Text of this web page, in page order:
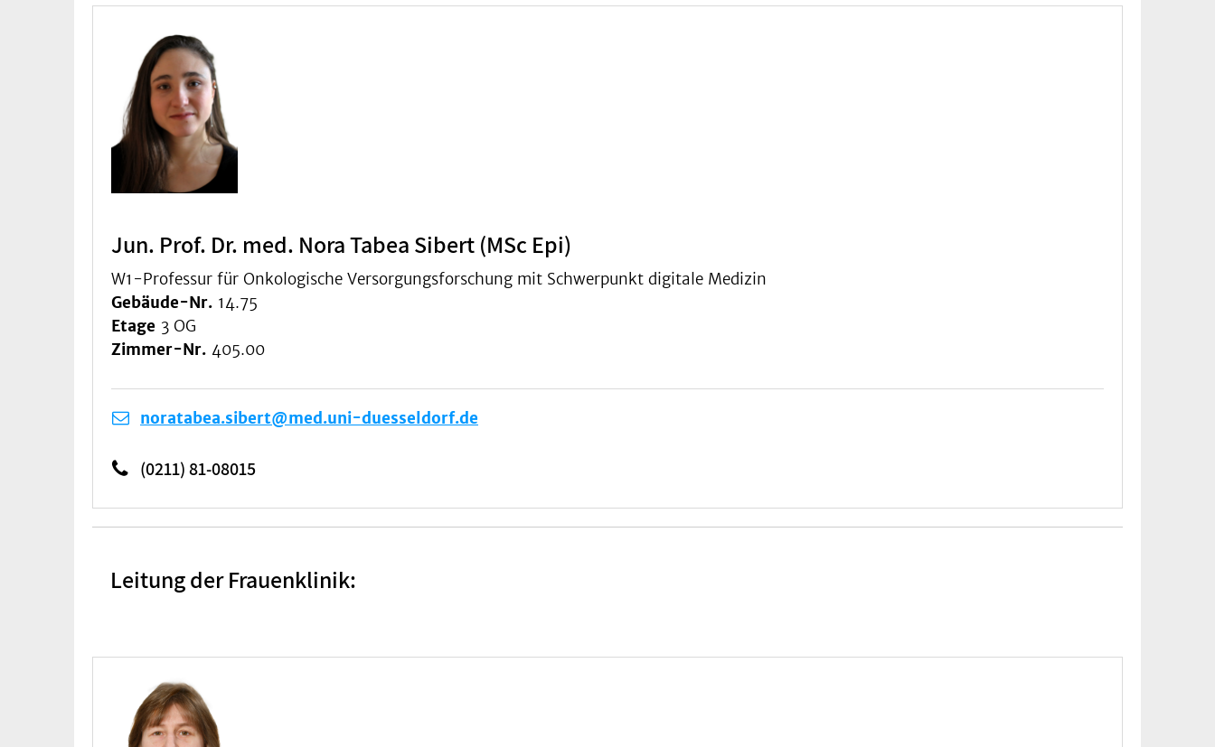
Jun. Prof. Dr. med. Nora Tabea Sibert (MSc Epi)
W1-Professur für Onkologische Versorgungsforschung mit Schwerpunkt digitale Medizin
Gebäude-Nr. 14.75
Etage 3 OG
Zimmer-Nr. 405.00
noratabea.sibert@med.uni-duesseldorf.de
(0211) 81-08015
Leitung der Frauenklinik: